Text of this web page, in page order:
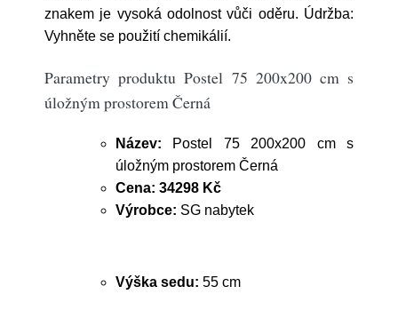
znakem je vysoká odolnost vůči oděru. Údržba:
Vyhněte se použití chemikálií.
Parametry produktu Postel 75 200x200 cm s
úložným prostorem Černá
Název: Postel 75 200x200 cm s
úložným prostorem Černá
Cena: 34298 Kč
Výrobce: SG nabytek
Výška sedu: 55 cm